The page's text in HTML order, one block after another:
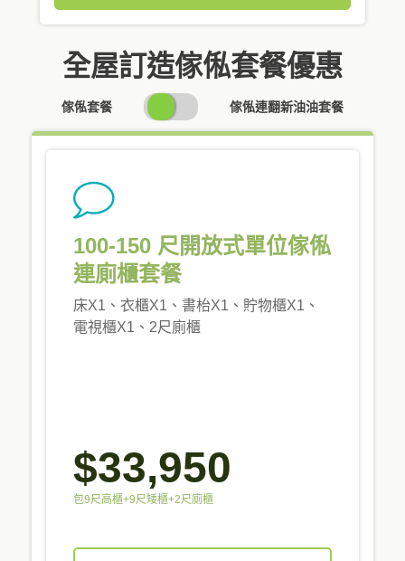
全屋訂造傢俬套餐優惠
傢俬套餐
SWITCH
PRICING
傢俬連翻新油油套餐
100-150 尺開放式單位傢俬
連廁櫃套餐
床X1、衣櫃X1、書枱X1、貯物櫃X1、
電視櫃X1、2尺廁櫃
$33,950
包9尺高櫃+9尺矮櫃+2尺廁櫃